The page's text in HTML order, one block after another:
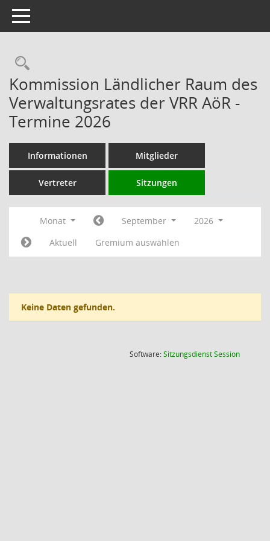
Toggle navigation
Rechercheauswahl
Kommission Ländlicher Raum des
Verwaltungsrates der VRR AöR -
Termine 2026
Informationen Mitglieder
Vertreter Sitzungen
Monat September
2026
Aktuell
Gremium auswählen
Keine Daten gefunden.
Software:SitzungsdienstSession(Wird in